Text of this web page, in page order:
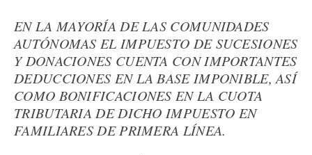
EN LA MAYORÍA DE LAS COMUNIDADES
AUTÓNOMAS EL IMPUESTO DE SUCESIONES
Y DONACIONES CUENTA CON IMPORTANTES
DEDUCCIONES EN LA BASE IMPONIBLE, ASÍ
COMO BONIFICACIONES EN LA CUOTA
TRIBUTARIA DE DICHO IMPUESTO EN
FAMILIARES DE PRIMERA LÍNEA.